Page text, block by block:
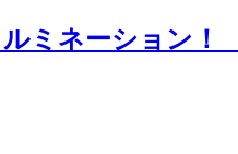
ミネーション！